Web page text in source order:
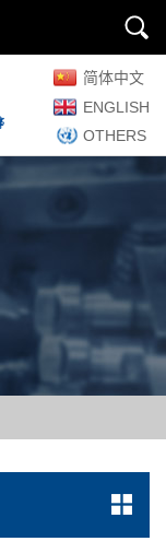
简体中文
ENGLISH
OTHERS